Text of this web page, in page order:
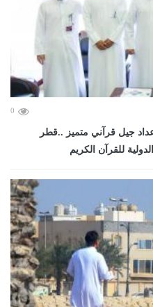
0
جيل قرآني متميز ..قطر
للقرآن الكريم